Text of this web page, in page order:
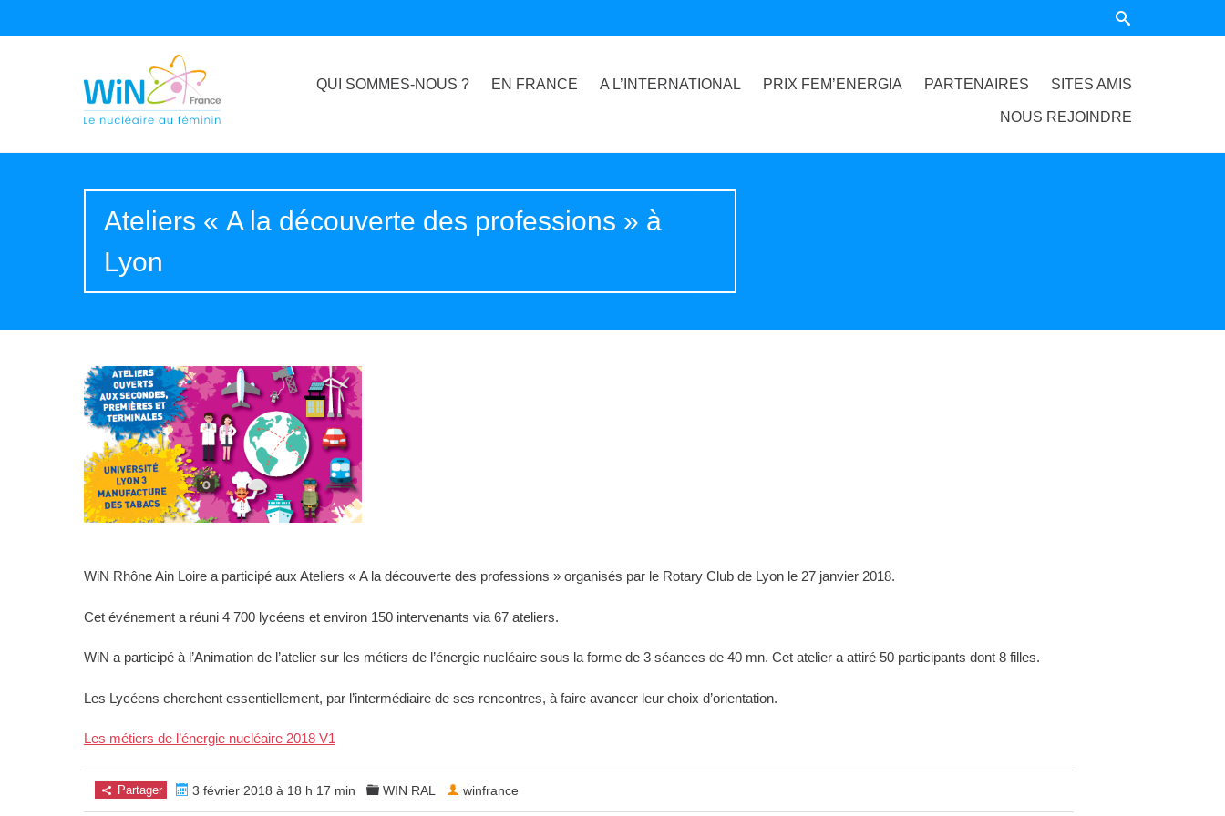
QUI SOMMES-NOUS ? EN FRANCE A L’INTERNATIONAL PRIX FEM’ENERGIA PARTENAIRES SITES AMIS
NOUS REJOINDRE
Ateliers « A la découverte des professions » à
Lyon
WiN Rhône Ain Loire a participé aux Ateliers « A la découverte des professions » organisés par le Rotary Club de Lyon le 27 janvier 2018.
Cet événement a réuni 4 700 lycéens et environ 150 intervenants via 67 ateliers.
WiN a participé à l’Animation de l’atelier sur les métiers de l’énergie nucléaire sous la forme de 3 séances de 40 mn. Cet atelier a attiré 50 participants dont 8 filles.
Les Lycéens cherchent essentiellement, par l’intermédiaire de ses rencontres, à faire avancer leur choix d’orientation.
Les métiers de l’énergie nucléaire 2018 V1
Partager 3 février 2018 à 18 h 17 min WIN RAL winfrance